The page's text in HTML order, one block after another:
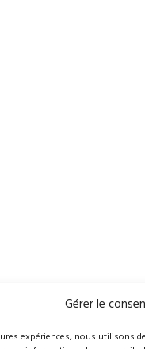
Gérer le
expériences, nous utilisons